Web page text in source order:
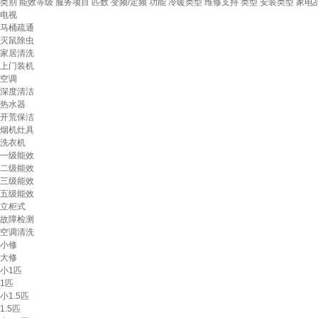
类别 能效等级 服务项目 匹数 变频/定频 功能 冷暖类型 维修支持 类型 安装类型 家电
电视
马桶疏通
灭鼠除虫
家居清洗
上门装机
空调
深度清洁
热水器
开荒保洁
烟机灶具
洗衣机
一级能效
二级能效
三级能效
五级能效
立柜式
故障检测
空调清洗
小修
大修
小1匹
1匹
小1.5匹
1.5匹